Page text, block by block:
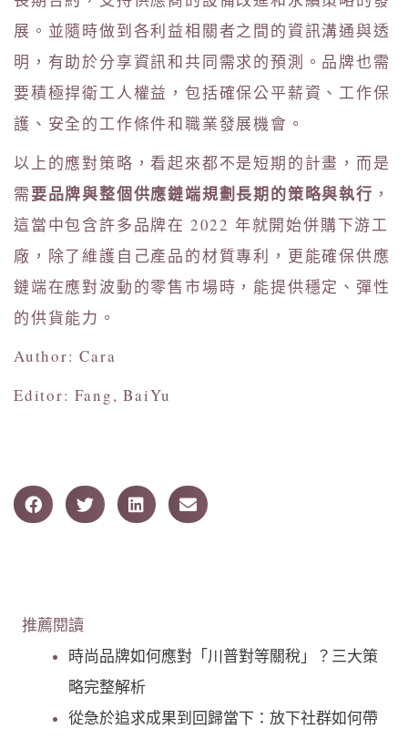
展。並隨時做到各利益相關者之間的資訊溝通與透
明，有助於分享資訊和共同需求的預測。品牌也需
要積極捍衛工人權益，包括確保公平薪資、工作保
護、安全的工作條件和職業發展機會。
以上的應對策略，看起來都不是短期的計畫，而是
需要品牌與整個供應鏈端規劃長期的策略與執行 ，
這當中包含許多品牌在 2022 年就開始併購下游工
廠，除了維護自己產品的材質專利，更能確保供應
鏈端在應對波動的零售市場時，能提供穩定、彈性
的供貨能力。
Author: Cara
Editor: Fang, BaiYu
推薦閱讀
時尚品牌如何應對「川普對等關稅」？三大策
略完整解析
從急於追求成果到回歸當下：放下社群如何帶